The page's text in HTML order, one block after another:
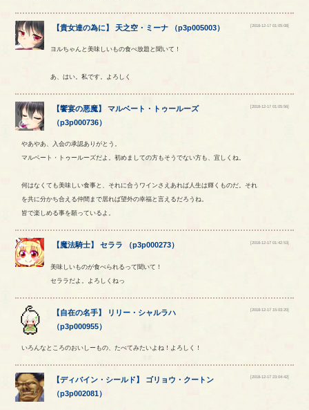
【貴女達の為に】 天之空 ・ ミーナ （p3p005003） [2018-12-17 01:05:08]
ヨルちゃんと美味しいもの食べ放題と聞いて！
あ、はい。私です。よろしく
【饗宴の悪魔】マルベート ・
トゥールーズ
（p3p000736）
[2018-12-17 01:05:56]
やあやあ、入会の承認ありがとう。
マルベート・トゥールーズだよ。初めましての方もそうでない方も、宜しくね。
何はなくても美味しい食事と、それに合うワインさえあれば人生は輝くものだ。それ
を共に分かち合える仲間まで居れば望外の幸福と言えるだろうね。
皆で楽しめる事を願っているよ。
【魔法騎士】セララ （p3p000273） [2018-12-17 01:42:53]
美味しいものが食べられるって聞いて！
セララだよ。よろしくねっ
【自在の名手】 リリー ・ シャルラハ
（p3p000955）
[2018-12-17 15:03:20]
いろんなところのおいしーもの、たべてみたいよね！よろしく！
【ディバイン・シールド】 ゴリョウ ・ クートン
（p3p002081）
[2018-12-17 23:04:42]